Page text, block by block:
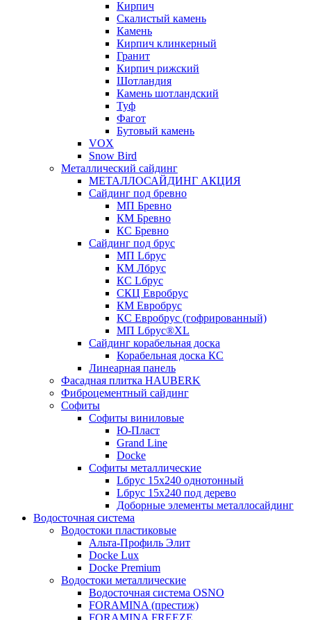
Кирпич
Скалистый камень
Камень
Кирпич клинкерный
Гранит
Кирпич рижский
Шотландия
Камень шотландский
Туф
Фагот
Бутовый камень
VOX
Snow Bird
Металлический сайдинг
МЕТАЛЛОСАЙДИНГ АКЦИЯ
Сайдинг под бревно
МП Бревно
КМ Бревно
КС Бревно
Сайдинг под брус
МП Lбрус
КМ Лбрус
КС Lбрус
СКЦ Евробрус
КМ Евробрус
КС Евробрус (гофрированный)
МП Lбрус®XL
Сайдинг корабельная доска
Корабельная доска КС
Линеарная панель
Фасадная плитка HAUBERK
Фиброцементный сайдинг
Софиты
Софиты виниловые
Ю-Пласт
Grand Line
Docke
Софиты металлические
Lбрус 15x240 однотонный
Lбрус 15x240 под дерево
Доборные элементы металлосайдинг
Водосточная система
Водостоки пластиковые
Альта-Профиль Элит
Docke Lux
Docke Premium
Водостоки металлические
Водосточная система OSNO
FORAMINA (престиж)
FORAMINA FREEZE